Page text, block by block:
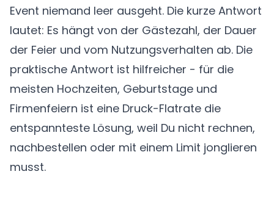
Event niemand leer ausgeht. Die kurze Antwort
lautet: Es hängt von der Gästezahl, der Dauer
der Feier und vom Nutzungsverhalten ab. Die
praktische Antwort ist hilfreicher - für die
meisten Hochzeiten, Geburtstage und
Firmenfeiern ist eine Druck-Flatrate die
entspannteste Lösung, weil Du nicht rechnen,
nachbestellen oder mit einem Limit jonglieren
musst.